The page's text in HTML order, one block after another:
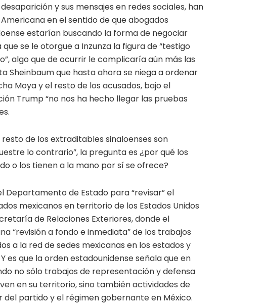
y sus mensajes en redes sociales, han
en el sentido de que abogados
estarían buscando la forma de negociar
se le otorgue a Inzunza la figura de “testigo
algo que de ocurrir le complicaría aún más las
Sheinbaum que hasta ahora se niega a ordenar
Moya y el resto de los acusados, bajo el
Trump “no nos ha hecho llegar las pruebas
de los extraditables sinaloenses son
lo contrario”, la pregunta es ¿por qué los
o los tienen a la mano por sí se ofrece?
Departamento de Estado para “revisar” el
mexicanos en territorio de los Estados Unidos
de Relaciones Exteriores, donde el
“revisión a fondo e inmediata” de los trabajos
a la red de sedes mexicanas en los estados y
es que la orden estadounidense señala que en
no sólo trabajos de representación y defensa
en su territorio, sino también actividades de
partido y el régimen gobernante en México.